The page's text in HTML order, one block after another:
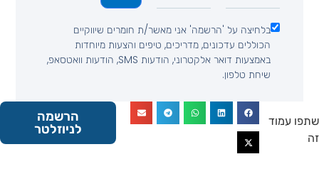
בלחיצה על 'הרשמה' אני מאשר/ת חומרים שיווקיים
הכוללים עדכונים, מדריכים, טיפים והצעות מיוחדות
באמצעות דואר אלקטרוני, הודעות SMS, הודעות וואטסאפ,
שיחת טלפון.
עמוד
הרשמה
לניוזלטר